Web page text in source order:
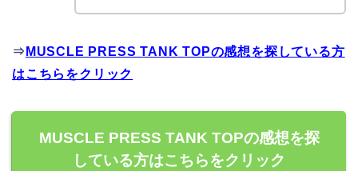
⇒ MUSCLE PRESS TANK TOPの感想を探している方
はこちらをクリック
MUSCLE PRESS TANK TOPの感想を探
している方はこちらをクリック